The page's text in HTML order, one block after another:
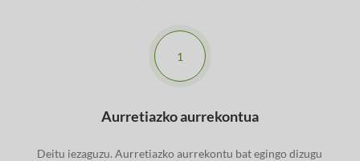
1
Aurretiazko aurrekontua
Deitu iezaguzu. Aurretiazko aurrekontu bat egingo dizugu